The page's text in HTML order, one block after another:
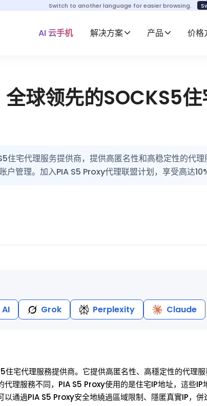
Switch to another language for easier browsing.
AI 云手机 解决方案 产品 价格
球领先的SOCKS5
住宅代理服务提供商，提供高匿名性和高稳定性的代
户管理。加入PIA S5 Proxy代理联盟计划，享受高达
Grok Perplexity Claude
宅代理服務提供商。它提供高匿名性、高穩定性的代理服
理服務不同，PIA S5 Proxy使用的是住宅IP地址，這些
通過PIA S5 Proxy安全地繞過區域限制、隱匿真實IP，